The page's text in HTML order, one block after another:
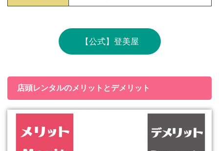
【公式】登美屋
店頭レンタルのメリットとデメリット